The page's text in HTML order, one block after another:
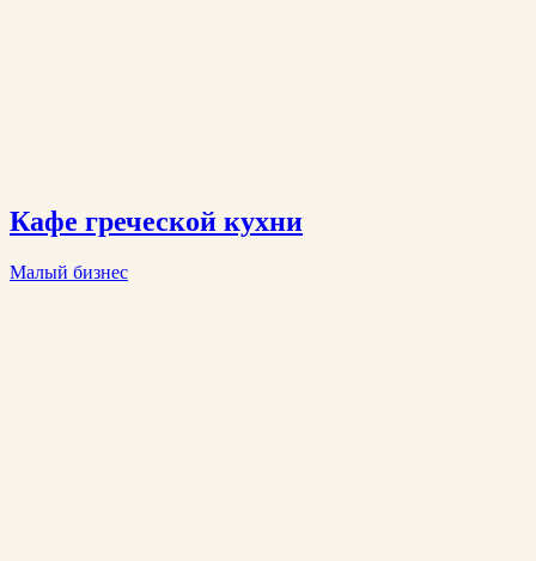
Кафе греческой кухни
Малый бизнес